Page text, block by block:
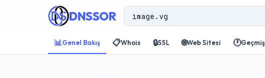
DNSSOR
📊Genel Bakış 📋Whois 🔒SSL 🌐Web Sitesi 🕐Geçmiş